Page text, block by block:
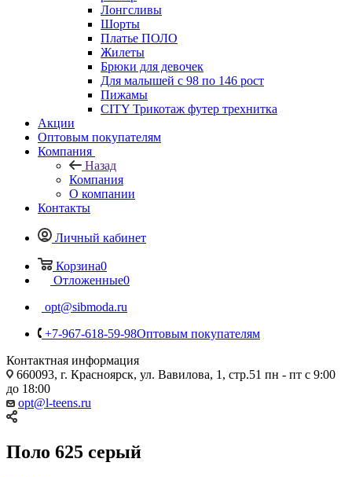
Лонгсливы
Шорты
Платье ПОЛО
Жилеты
Брюки для девочек
Для малышей с 98 по 146 рост
Пижамы
CITY Трикотаж футер трехнитка
Акции
Оптовым покупателям
Компания
Назад
Компания
О компании
Контакты
Личный кабинет
Корзина0
Отложенные0
opt@sibmoda.ru
+7-967-618-59-98Оптовым покупателям
Контактная информация
660093, г. Красноярск, ул. Вавилова, 1, стр.51 пн - пт с 9:00
до 18:00
opt@l-teens.ru
Поло 625 серый